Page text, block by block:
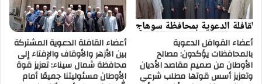
أعضاء القوافل الدعوية
بالمحافظات يؤكدون: مصالح
الأوطان من صميم مقاصد الأديان
وتعزيز أسس قوتها مطلب شرعي
أعضاء القافلة الدعوية المشتركة
بين الأزهر والأوقاف والإفتاء إلى
محافظة شمال سيناء: تعزيز قوة
الأوطان مسئوليتنا جميعًا أمام